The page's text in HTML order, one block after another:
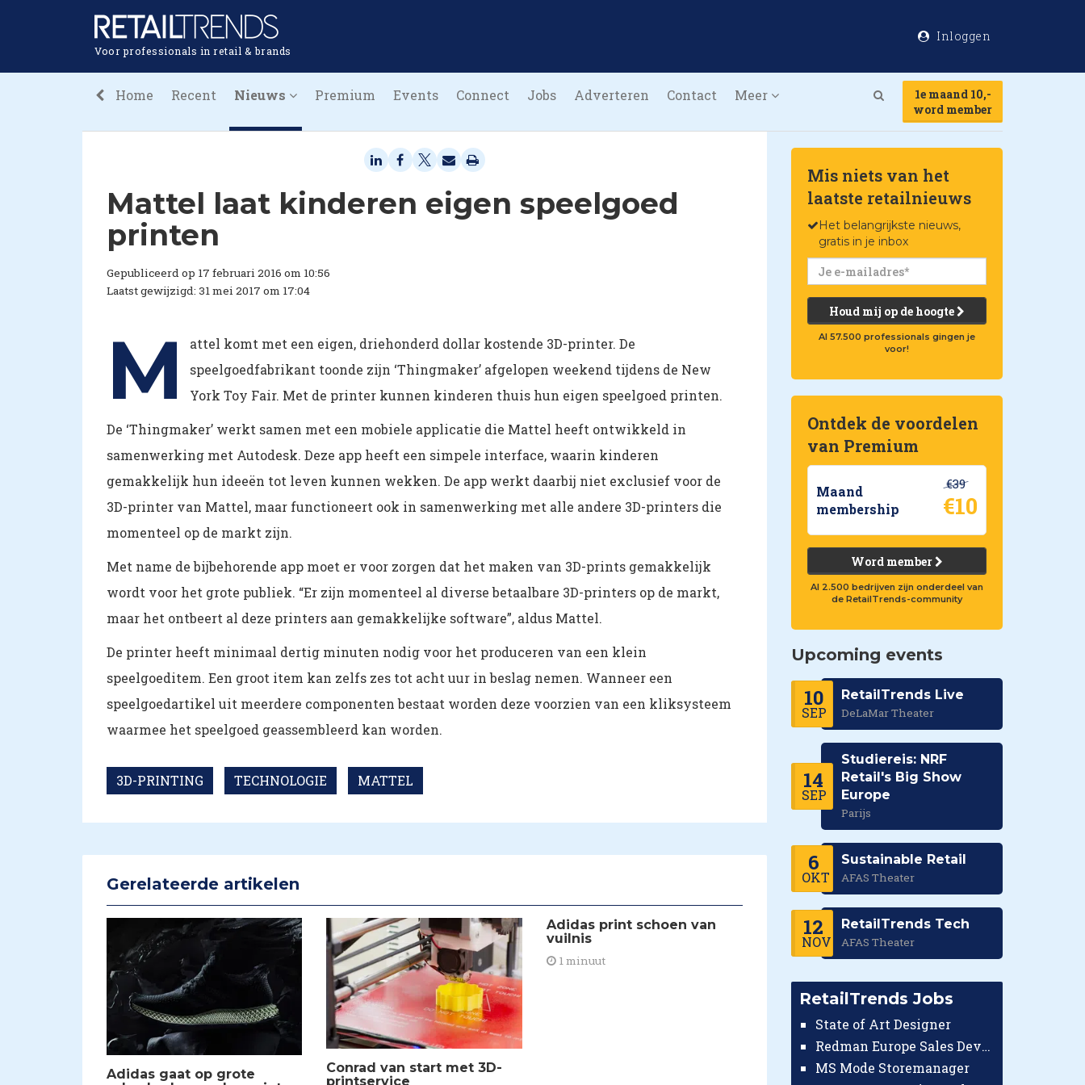
Voor professionals in retail & brands
Inloggen
Home Recent Nieuws Premium Events Connect Jobs Adverteren Contact Meer
1e maand 10,-
word member
​Mattel laat kinderen eigen speelgoed
printen
Gepubliceerd op 17 februari 2016 om 10:56
Laatst gewijzigd: 31 mei 2017 om 17:04
M
attel komt met een eigen, driehonderd dollar kostende 3D-printer. De
speelgoedfabrikant toonde zijn ‘Thingmaker’ afgelopen weekend tijdens de New
York Toy Fair. Met de printer kunnen kinderen thuis hun eigen speelgoed printen.
De ‘Thingmaker’ werkt samen met een mobiele applicatie die Mattel heeft ontwikkeld in
samenwerking met Autodesk. Deze app heeft een simpele interface, waarin kinderen
gemakkelijk hun ideeën tot leven kunnen wekken. De app werkt daarbij niet exclusief voor de
3D-printer van Mattel, maar functioneert ook in samenwerking met alle andere 3D-printers die
momenteel op de markt zijn.
Met name de bijbehorende app moet er voor zorgen dat het maken van 3D-prints gemakkelijk
wordt voor het grote publiek. “Er zijn momenteel al diverse betaalbare 3D-printers op de markt,
maar het ontbeert al deze printers aan gemakkelijke software”, aldus Mattel.
De printer heeft minimaal dertig minuten nodig voor het produceren van een klein
speelgoeditem. Een groot item kan zelfs zes tot acht uur in beslag nemen. Wanneer een
speelgoedartikel uit meerdere componenten bestaat worden deze voorzien van een kliksysteem
waarmee het speelgoed geassembleerd kan worden.
3D-PRINTING TECHNOLOGIE MATTEL
Gerelateerde artikelen
​Adidas gaat op grote
​Conrad van start met 3D-
printservice
​Adidas print schoen van
vuilnis
1 minuut
Mis niets van het
laatste retailnieuws
Het belangrijkste nieuws,
gratis in je inbox
Houd mij op de hoogte
Al 57.500 professionals gingen je
voor!
Ontdek de voordelen
van Premium
Maand
membership
€39
€10
Word member
Al 2.500 bedrijven zijn onderdeel van
de RetailTrends-community
Upcoming events
10
SEP
RetailTrends Live
DeLaMar Theater
14
SEP
Studiereis: NRF
Retail's Big Show
Europe
Parijs
6
OKT
Sustainable Retail
AFAS Theater
12
NOV
RetailTrends Tech
AFAS Theater
RetailTrends Jobs
State of Art Designer
Redman Europe Sales Developer (Europe)
MS Mode Storemanager